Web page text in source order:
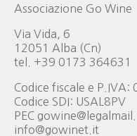
Associazione Go Wine
Via Vida, 6
12051 Alba (Cn)
tel. +39 0173 364631
Codice fiscale e
Codice SDI: USAL8PV
PEC
info@gowinet.it